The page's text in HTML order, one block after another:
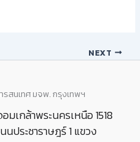
NEXT
รสนเทศ มจพ. กรุงเทพฯ
มเกล้าพระนครเหนือ 1518
ประชาราษฎร์ 1 แขวง